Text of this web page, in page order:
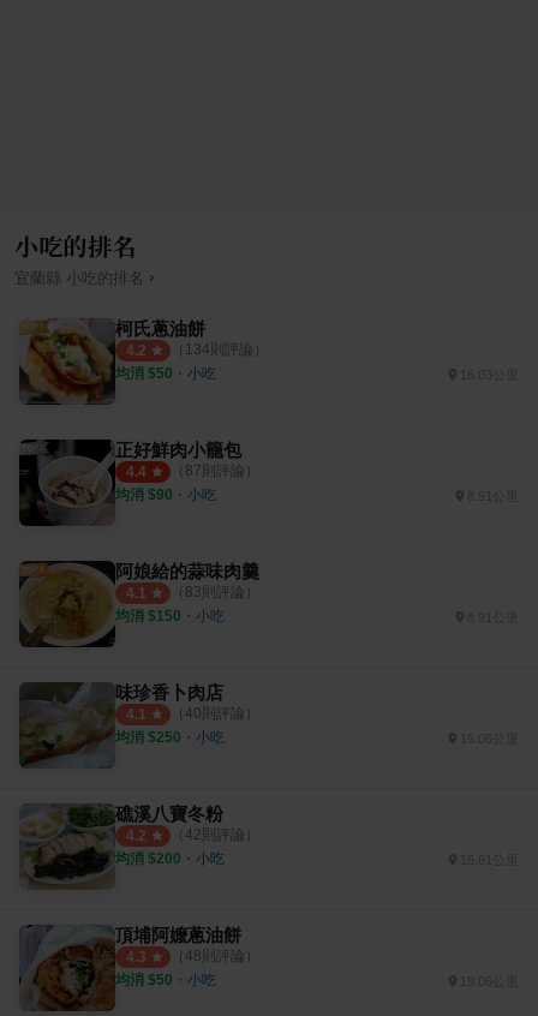
小吃的排名
宜蘭縣 小吃 的排名 ›
柯氏蔥油餅
4.2 （ 134則評論）
均消 $50 ・ 小吃
正好鮮肉小籠包
4.4 （ 87則評論）
均消 $90 ・ 小吃
阿娘給的蒜味肉羹
4.1 （ 83則評論）
均消 $150 ・ 小吃
味珍香卜肉店
4.1 （ 40則評論）
均消 $250 ・ 小吃 15.06公里
礁溪八寶冬粉
4.2 （ 42則評論）
均消 $200 ・ 小吃
頂埔阿嬤蔥油餅
4.3 （ 48則評論）
均消 $50 ・ 小吃